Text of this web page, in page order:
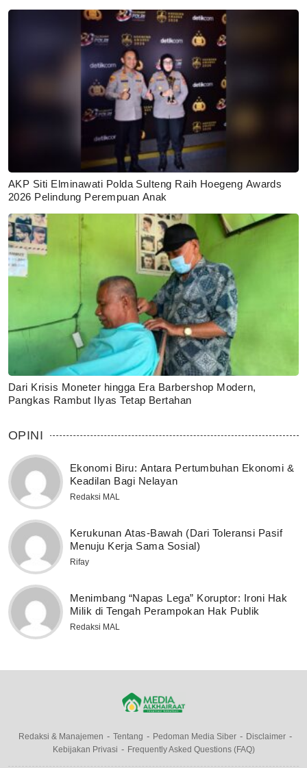
AKP Siti Elminawati Polda Sulteng Raih Hoegeng Awards
2026 Pelindung Perempuan Anak
Dari Krisis Moneter hingga Era Barbershop Modern,
Pangkas Rambut Ilyas Tetap Bertahan
OPINI
Ekonomi Biru: Antara Pertumbuhan Ekonomi &
Keadilan Bagi Nelayan
Redaksi MAL
Kerukunan Atas-Bawah (Dari Toleransi Pasif
Menuju Kerja Sama Sosial)
Rifay
Menimbang “Napas Lega” Koruptor: Ironi Hak
Milik di Tengah Perampokan Hak Publik
Redaksi MAL
Redaksi & Manajemen Tentang Pedoman Media Siber
Disclaimer
Kebijakan Privasi
Frequently Asked Questions (FAQ)